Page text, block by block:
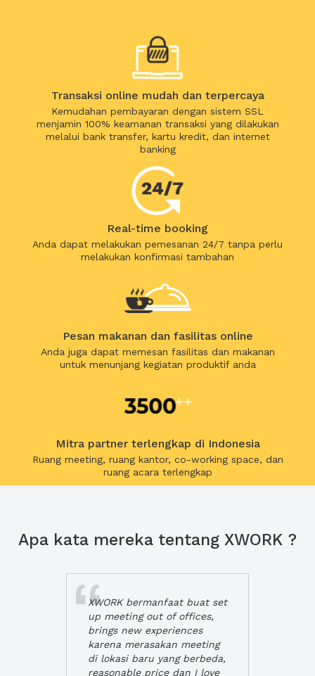
Transaksi online mudah dan terpercaya
Kemudahan pembayaran dengan sistem SSL
menjamin 100% keamanan transaksi yang dilakukan
melalui bank transfer, kartu kredit, dan internet
banking
Real-time booking
Anda dapat melakukan pemesanan 24/7 tanpa perlu
melakukan konfirmasi tambahan
Pesan makanan dan fasilitas online
Anda juga dapat memesan fasilitas dan makanan
untuk menunjang kegiatan produktif anda
Mitra partner terlengkap di Indonesia
Ruang meeting, ruang kantor, co-working space, dan
ruang acara terlengkap
Apa kata mereka tentang XWORK ?
XWORK bermanfaat buat set
up meeting out of offices,
brings new experiences
karena merasakan meeting
di lokasi baru yang berbeda,
reasonable price dan I love